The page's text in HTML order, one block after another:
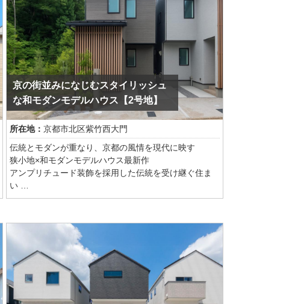
どんなインテリアも美しく映えるナチュラルな空間に
は、デザインのアクセントとなる一部オープン階段を
採用しています 。
ご友人を招いてのホームパーティも楽しめる広さを確
保しつつ、水回りはリビングからの視線をさりげなく
遮るよう緻密に計算して配置しました 。
研ぎ澄まされた建築の美しさと、ご家族がのびのびと
過ごせる居心地の良さを両立した住まいです
京の街並みになじむスタイリッシュ
な和モダンモデルハウス【2号地】
所在地： 京都市北区紫竹西大門
伝統とモダンが重なり、京都の風情を現代に映す
狭小地×和モダンモデルハウス最新作
アンプリチュード装飾を採用した伝統を受け継ぐ住ま
い
和モダンの中にスタイリッシュな「洋」も入れた、現
ない縦の直線が紡ぐ、美しい暮らし。
グレージュの落ち着いた床にショコラブラックの引き
締まった扉で町屋風の趣のある空間を演出 落ち着いた
色だけでなく、織物調の白い壁紙を使うことで狭小地
でも明るく広い空間に感じられます